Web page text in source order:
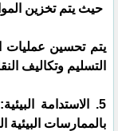
حيث يتم تخزين
يتم تحسين عمليات
التسليم وتكاليف
5. الاستدامة
بالممارسات البيئية